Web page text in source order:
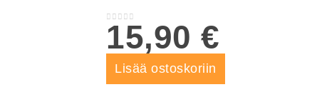
0out of 5
15,90 €
Lisää ostoskoriin